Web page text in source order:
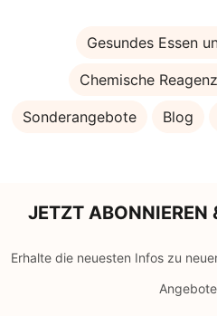
Gesundes Essen
Chemische
Sonderangebote Blog
JETZT ABONNIEREN
Erhalte die neuesten Infos zu